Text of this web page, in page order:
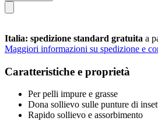
Italia: spedizione standard gratuita a
Maggiori informazioni su spedizione e
Caratteristiche e proprietà
Per pelli impure e grasse
Dona sollievo sulle punture di
Rapido sollievo e assorbimento